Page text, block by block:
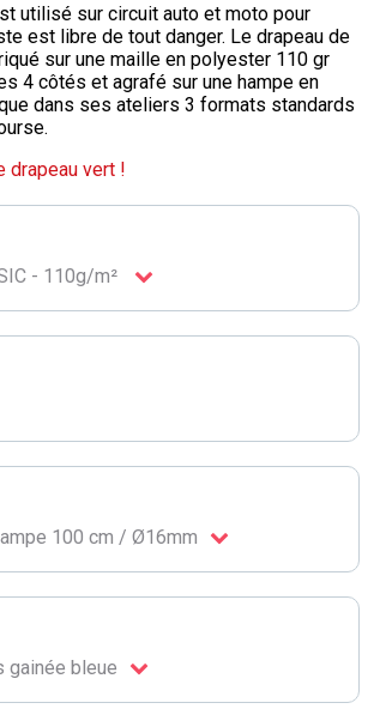
utilisé sur circuit auto et moto pour
est libre de tout danger. Le drapeau de
sur une maille en polyester 110 gr
4 côtés et agrafé sur une hampe en
dans ses ateliers 3 formats standards
drapeau vert !
- 110g/m²
100 cm / Ø16mm
gainée bleue